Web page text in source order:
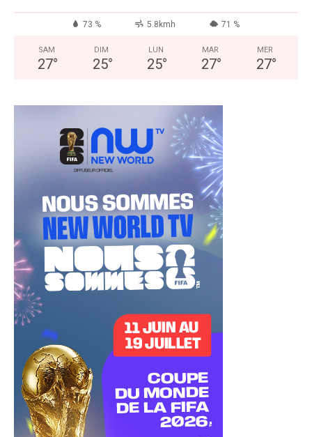
73 % 5.8kmh 71 %
SAM
27°
DIM
25°
LUN
25°
MAR
27°
MER
27°